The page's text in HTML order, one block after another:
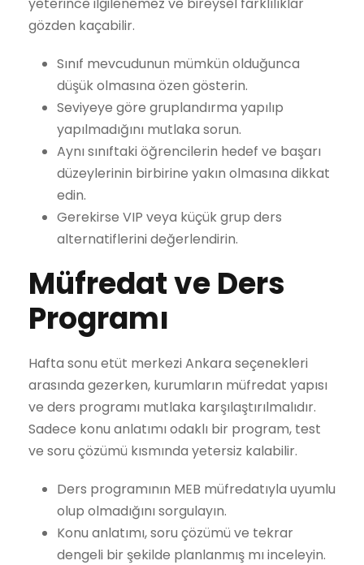
gözden kaçabilir.
Sınıf mevcudunun mümkün olduğunca
düşük olmasına özen gösterin.
Seviyeye göre gruplandırma yapılıp
yapılmadığını mutlaka sorun.
Aynı sınıftaki öğrencilerin hedef ve başarı
düzeylerinin birbirine yakın olmasına dikkat
edin.
Gerekirse VIP veya küçük grup ders
alternatiflerini değerlendirin.
Müfredat ve Ders
Programı
Hafta sonu etüt merkezi Ankara seçenekleri
arasında gezerken, kurumların müfredat yapısı
ve ders programı mutlaka karşılaştırılmalıdır.
Sadece konu anlatımı odaklı bir program, test
ve soru çözümü kısmında yetersiz kalabilir.
Ders programının MEB müfredatıyla uyumlu
olup olmadığını sorgulayın.
Konu anlatımı, soru çözümü ve tekrar
dengeli bir şekilde planlanmış mı inceleyin.